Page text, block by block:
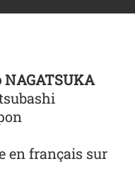
en français sur